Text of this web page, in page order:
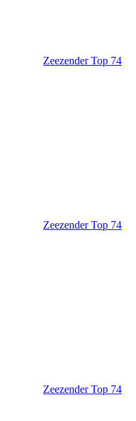
Zeezender Top 74
Zeezender Top 74
Zeezender Top 74